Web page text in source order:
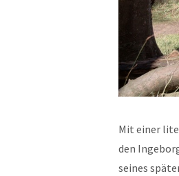
Mit einer
den
seines